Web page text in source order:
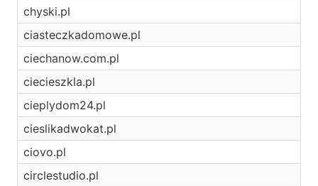
chyski.pl
ciasteczkadomowe.pl
ciechanow.com.pl
ciecieszkla.pl
cieplydom24.pl
cieslikadwokat.pl
ciovo.pl
circlestudio.pl